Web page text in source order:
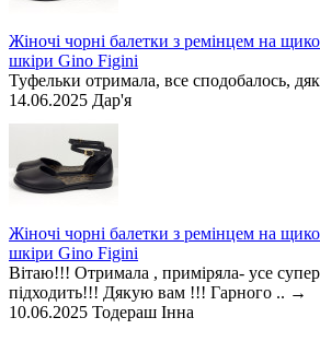
Жіночі чорні балетки з ремінцем на
шкіри Gino Figini
Туфельки отримала, все сподобалось,
14.06.2025 Дар'я
Жіночі чорні балетки з ремінцем на
шкіри Gino Figini
Вітаю!!! Отримала , приміряла- усе
підходить!!! Дякую вам !!! Гарного .. →
10.06.2025 Тодераш Інна